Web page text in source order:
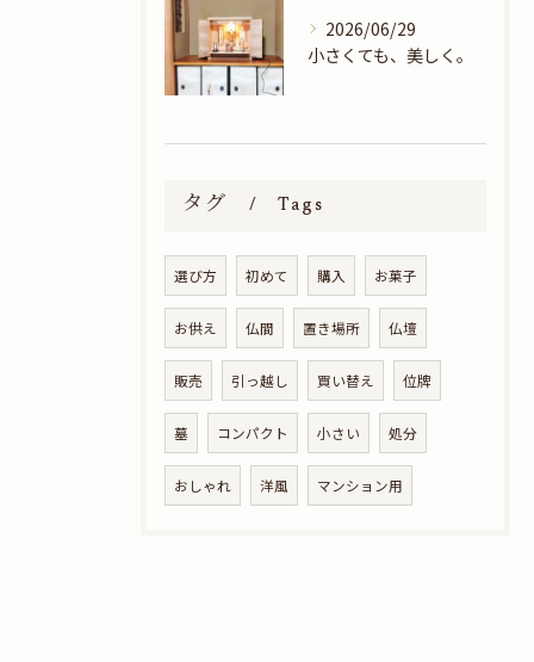
2026/06/29
小さくても、美しく。
タグ Tags
選び方 初めて 購入 お菓子
お供え 仏間 置き場所 仏壇
販売 引っ越し 買い替え 位牌
墓 コンパクト 小さい 処分
おしゃれ 洋風 マンション用